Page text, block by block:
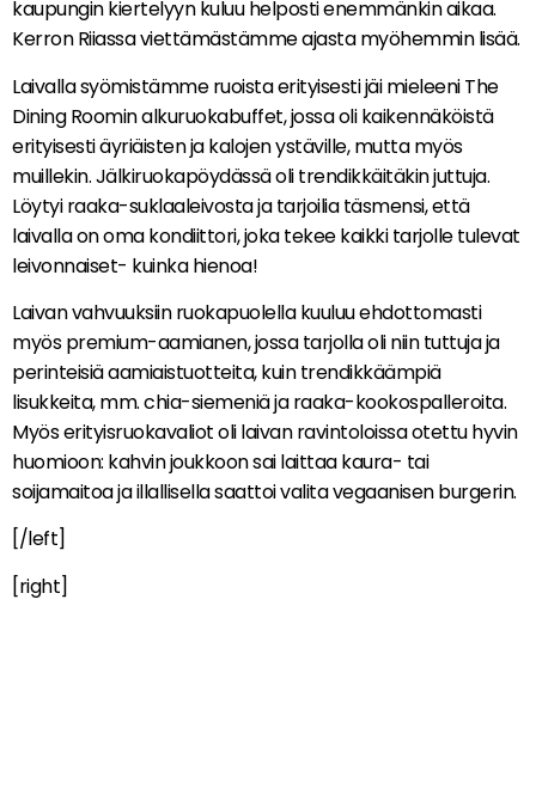
kaupungin kiertelyyn kuluu helposti enemmänkin aikaa.
Kerron Riiassa viettämästämme ajasta myöhemmin lisää.
Laivalla syömistämme ruoista erityisesti jäi mieleeni The
Dining Roomin alkuruokabuffet, jossa oli kaikennäköistä
erityisesti äyriäisten ja kalojen ystäville, mutta myös
muillekin. Jälkiruokapöydässä oli trendikkäitäkin juttuja.
Löytyi raaka-suklaaleivosta ja tarjoilia täsmensi, että
laivalla on oma kondiittori, joka tekee kaikki tarjolle tulevat
leivonnaiset- kuinka hienoa!
Laivan vahvuuksiin ruokapuolella kuuluu ehdottomasti
myös premium-aamianen, jossa tarjolla oli niin tuttuja ja
perinteisiä aamiaistuotteita, kuin trendikkäämpiä
lisukkeita, mm. chia-siemeniä ja raaka-kookospalleroita.
Myös erityisruokavaliot oli laivan ravintoloissa otettu hyvin
huomioon: kahvin joukkoon sai laittaa kaura- tai
soijamaitoa ja illallisella saattoi valita vegaanisen burgerin.
[/left]
[right]